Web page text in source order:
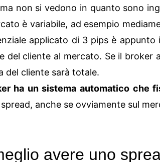
non si vedono in quanto sono
è variabile, ad esempio
applicato di 3 pips è
del cliente al mercato. Se il
del cliente sarà totale.
ha un sistema automatico che
anche se ovviamente sul
avere uno